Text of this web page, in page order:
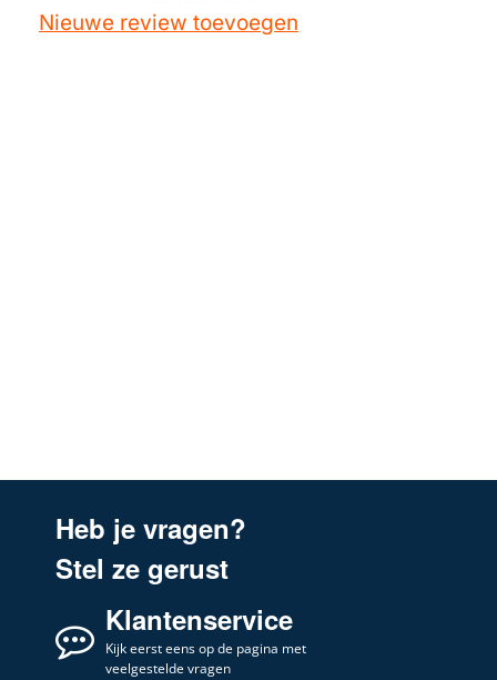
Nieuwe review toevoegen
Heb je vragen?
Stel ze gerust
Klantenservice
Kijk eerst eens op de pagina met
veelgestelde vragen